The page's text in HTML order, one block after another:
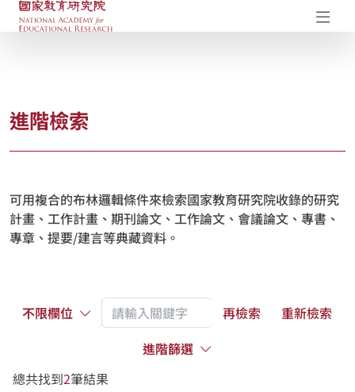
國家教育研究院-研究成果典藏庫
進階檢索
可用複合的布林邏輯條件來檢索國家教育研究院收錄的研究
計畫、工作計畫、期刊論文、工作論文、會議論文、專書、
專章、提要/建言等典藏資料。
不限欄位 再檢索
重新檢索
進階篩選
總共找到2筆結果